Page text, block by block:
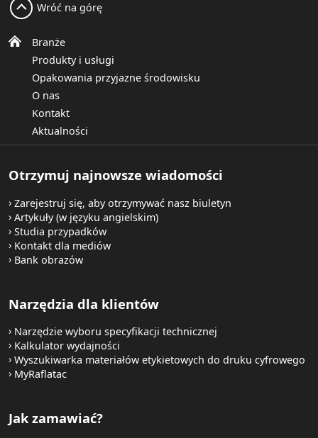
Branże
Produkty i usługi
Opakowania przyjazne środowisku
O nas
Kontakt
Aktualności
Wróć na górę
Otrzymuj najnowsze wiadomości
Zarejestruj się, aby otrzymywać nasz biuletyn
Artykuły (w języku angielskim)
Studia przypadków
Kontakt dla mediów
Bank obrazów
Narzędzia dla klientów
Narzędzie wyboru specyfikacji technicznej
Kalkulator wydajności
Wyszukiwarka materiałów etykietowych do druku cyfrowego
MyRaflatac
Jak zamawiać?